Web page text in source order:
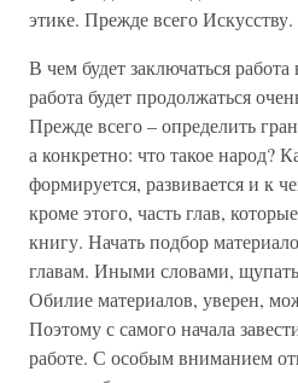
этике. Прежде всего
В чем будет заключаться
работа будет продолжаться
Прежде всего – определить
а конкретно: что такое народ?
формируется, развивается и к
кроме этого, часть глав,
книгу. Начать подбор
главам. Иными словами,
Обилие материалов, уверен,
Поэтому с самого начала
работе. С особым вниманием